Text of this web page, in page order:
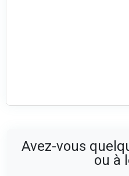
Avez-vous
ou à